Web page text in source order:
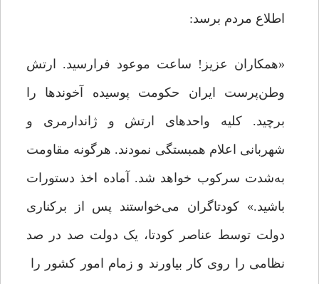
اطلاع مردم برسد:
«همکاران عزیز! ساعت موعود فرارسید. ارتش
وطن‌پرست ایران حکومت پوسیده آخوندها را
برچید. کلیه واحدهای ارتش و ژاندارمری و
شهربانی اعلام همبستگی نمودند. هرگونه مقاومت
به‌شدت سرکوب خواهد شد. آماده اخذ دستورات
باشید.» کودتاگران می‌خواستند پس از برکناری
دولت توسط عناصر کودتا، یک دولت صد در صد
نظامی را روی کار بیاورند و زمام امور کشور را